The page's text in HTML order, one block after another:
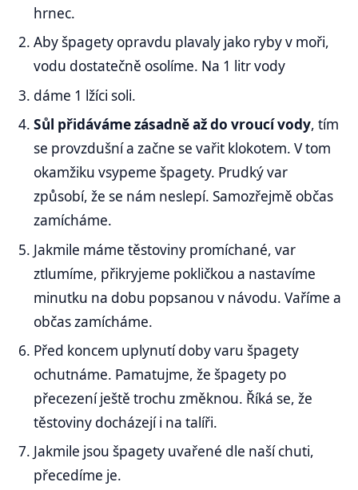
hrnec.
Aby špagety opravdu plavaly jako ryby v moři,
vodu dostatečně osolíme. Na 1 litr vody
dáme 1 lžíci soli.
Sůl přidáváme zásadně až do vroucí vody, tím
se provzdušní a začne se vařit klokotem. V tom
okamžiku vsypeme špagety. Prudký var
způsobí, že se nám neslepí. Samozřejmě občas
zamícháme.
Jakmile máme těstoviny promíchané, var
ztlumíme, přikryjeme pokličkou a nastavíme
minutku na dobu popsanou v návodu. Vaříme a
občas zamícháme.
Před koncem uplynutí doby varu špagety
ochutnáme. Pamatujme, že špagety po
přecezení ještě trochu změknou. Říká se, že
těstoviny docházejí i na talíři.
Jakmile jsou špagety uvařené dle naší chuti,
přecedíme je.